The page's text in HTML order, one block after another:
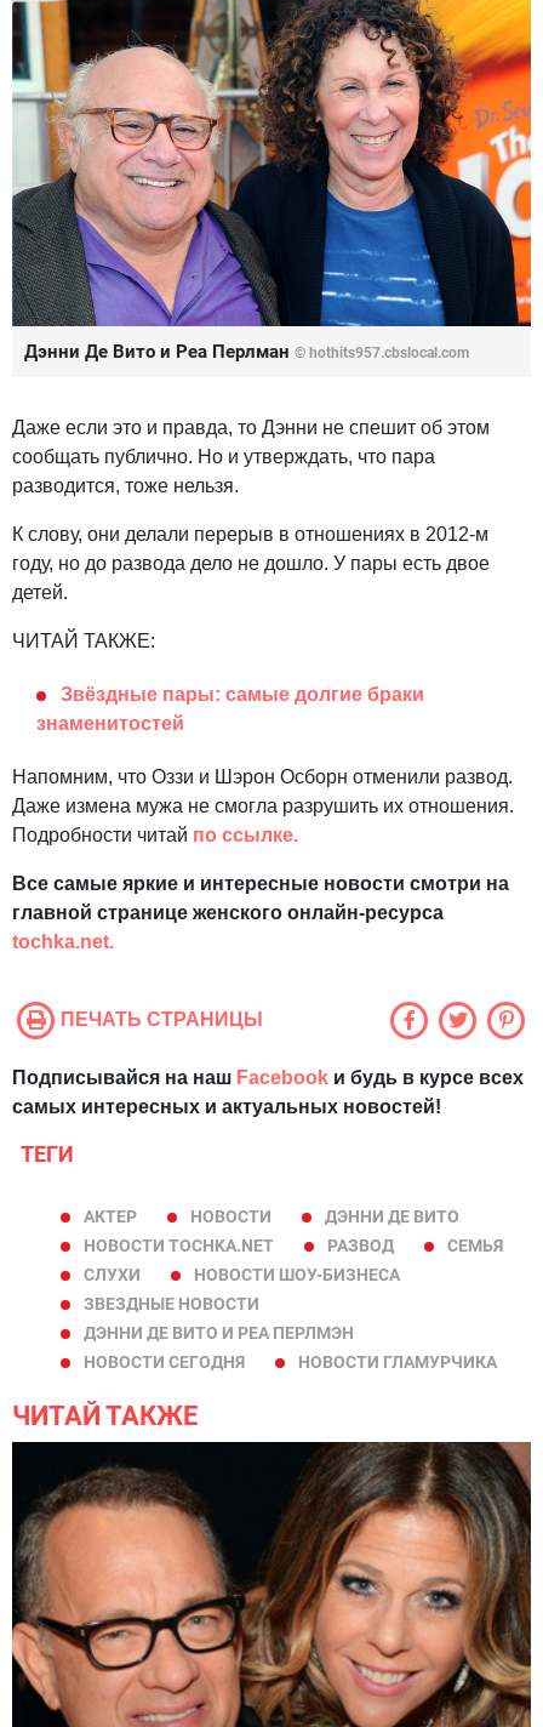
Дэнни Де Вито и Реа Перлман © hothits957.cbslocal.com
Даже если это и правда, то Дэнни не спешит об этом
сообщать публично. Но и утверждать, что пара
разводится, тоже нельзя.
К слову, они делали перерыв в отношениях в 2012-м
году, но до развода дело не дошло. У пары есть двое
детей.
ЧИТАЙ ТАКЖЕ:
Звёздные пары: самые долгие браки
знаменитостей
Напомним, что Оззи и Шэрон Осборн отменили развод.
Даже измена мужа не смогла разрушить их отношения.
Подробности читай по ссылке.
Все самые яркие и интересные новости смотри на
главной странице женского онлайн-ресурса
tochka.net.
ПЕЧАТЬ СТРАНИЦЫ
Подписывайся на наш Facebook и будь в курсе всех
самых интересных и актуальных новостей!
ТЕГИ
АКТЕР НОВОСТИ
ДЭННИ ДЕ ВИТО
НОВОСТИ TOCHKA.NET
РАЗВОД
СЕМЬЯ
СЛУХИ
НОВОСТИ ШОУ-БИЗНЕСА
ЗВЕЗДНЫЕ НОВОСТИ
ДЭННИ ДЕ ВИТО И РЕА ПЕРЛМЭН
НОВОСТИ СЕГОДНЯ
НОВОСТИ ГЛАМУРЧИКА
ЧИТАЙ ТАКЖЕ